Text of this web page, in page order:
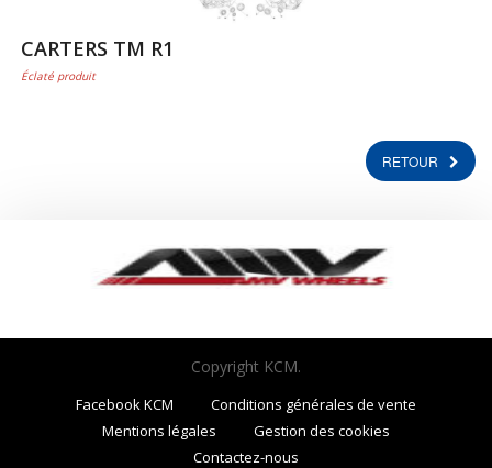
CARTERS TM R1
Éclaté produit
RETOUR
Copyright KCM.
Facebook KCM
Conditions générales de vente
Mentions légales
Gestion des cookies
Contactez-nous